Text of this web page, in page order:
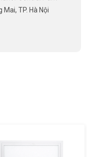
Mai, TP. Hà Nội